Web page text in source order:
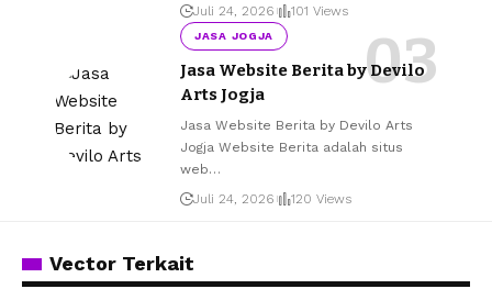
Juli 24, 2026
101 Views
JASA JOGJA
Jasa Website Berita by Devilo
Arts Jogja
Jasa Website Berita by Devilo Arts
Jogja Website Berita adalah situs
web…
Juli 24, 2026
120 Views
Vector Terkait